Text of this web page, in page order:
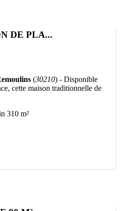
DE PLA...
(30210) - Disponible
cette maison traditionnelle de
310 m²